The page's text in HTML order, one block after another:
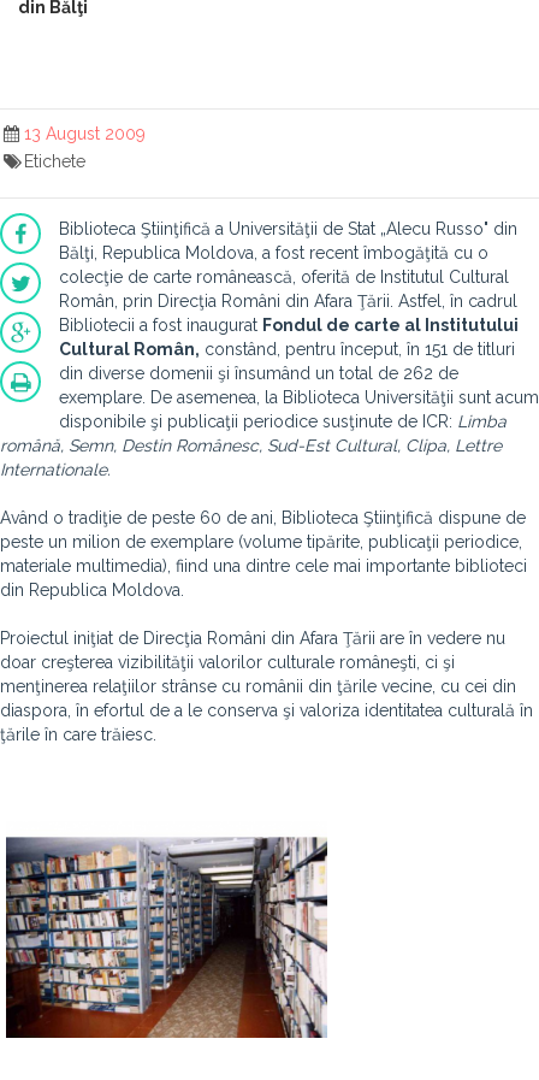
din Bălţi
13 August 2009
Etichete
Biblioteca Ştiinţifică a Universităţii de Stat „Alecu Russo" din
Bălţi, Republica Moldova, a fost recent îmbogăţită cu o
colecţie de carte românească, oferită de Institutul Cultural
Român, prin Direcţia Români din Afara Ţării. Astfel, în cadrul
Bibliotecii a fost inaugurat Fondul de carte al Institutului
Cultural Român, constând, pentru început, în 151 de titluri
din diverse domenii şi însumând un total de 262 de
exemplare. De asemenea, la Biblioteca Universităţii sunt acum
disponibile şi publicaţii periodice susţinute de ICR: Limba
română, Semn, Destin Românesc, Sud-Est Cultural, Clipa, Lettre
Internationale.
Având o tradiţie de peste 60 de ani, Biblioteca Ştiinţifică dispune de
peste un milion de exemplare (volume tipărite, publicaţii periodice,
materiale multimedia), fiind una dintre cele mai importante biblioteci
din Republica Moldova.
Proiectul iniţiat de Direcţia Români din Afara Ţării are în vedere nu
doar creşterea vizibilităţii valorilor culturale româneşti, ci şi
menţinerea relaţiilor strânse cu românii din ţările vecine, cu cei din
diaspora, în efortul de a le conserva şi valoriza identitatea culturală în
ţările în care trăiesc.